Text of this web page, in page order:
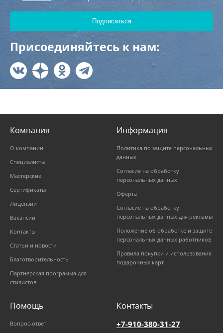
Присоединяйтесь к нам:
Компания
О компании
Специалисты
Мастерские
Сертификаты
Лицензии
Вакансии
Контакты
Статьи и новости
Благотворительность
Партнерская программа для
стилистов
Информация
Политика по защите персональных
данных
Согласие на обработку
персональных данных
Оферта
Согласие на обработку
персональных данных для рекламы
Положение об обработке и защите
персональных данных работников
Правила покупки и использования
подарочных карт
Помощь
Вопрос-ответ
Контакты
+7-910-380-31-27